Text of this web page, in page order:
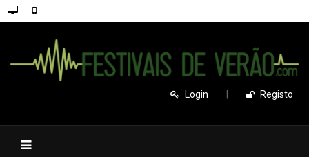
Login Registo